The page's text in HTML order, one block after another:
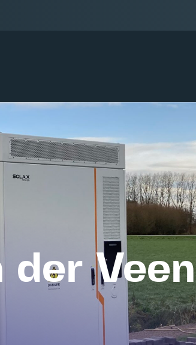
der Veen